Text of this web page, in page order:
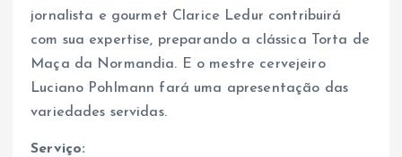
jornalista e gourmet Clarice Ledur contribuirá
com sua expertise, preparando a clássica Torta de
Maça da Normandia. E o mestre cervejeiro
Luciano Pohlmann fará uma apresentação das
variedades servidas.
Serviço: